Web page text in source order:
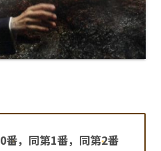
番，同第1番，同第2番